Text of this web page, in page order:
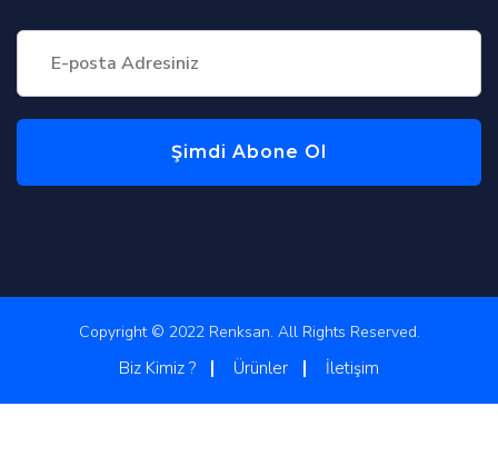
Şimdi Abone Ol
Copyright © 2022 Renksan. All Rights Reserved.
Biz Kimiz ? Ürünler İletişim